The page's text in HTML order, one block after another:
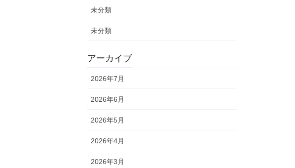
未分類
未分類
アーカイブ
2026年7月
2026年6月
2026年5月
2026年4月
2026年3月